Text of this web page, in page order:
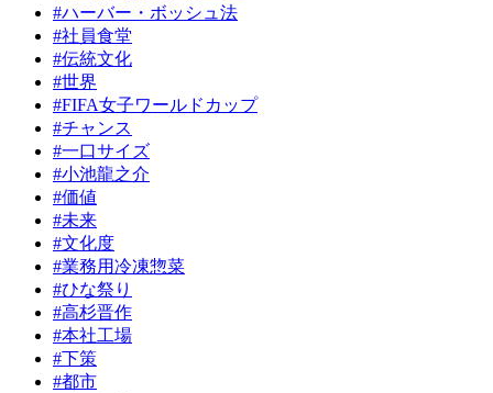
#ハーバー・ボッシュ法
#社員食堂
#伝統文化
#世界
#FIFA女子ワールドカップ
#チャンス
#一口サイズ
#小池龍之介
#価値
#未来
#文化度
#業務用冷凍惣菜
#ひな祭り
#高杉晋作
#本社工場
#下策
#都市